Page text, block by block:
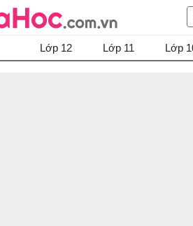
Lớp 12 Lớp 11 Lớp